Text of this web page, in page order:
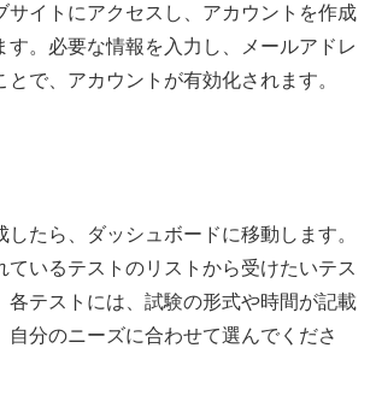
サイトにアクセスし、アカウントを作成
す。必要な情報を入力し、メールアドレ
とで、アカウントが有効化されます。
したら、ダッシュボードに移動します。
ているテストのリストから受けたいテス
各テストには、試験の形式や時間が記載
自分のニーズに合わせて選んでくださ